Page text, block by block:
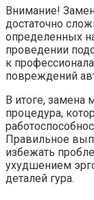
Внимание!
достаточно
определенных
проведении
к
повреждений
В итоге, замена
процедура,
Правильное
избежать
ухудшением
деталей гура.